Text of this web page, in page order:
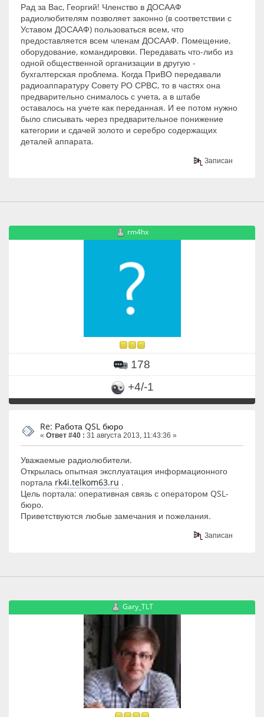
Рад за Вас, Георгий! Членство в ДОСААФ
радиолюбителям позволяет законно (в соответствии с
Уставом ДОСААФ) пользоваться всем, что
предоставляется всем членам ДОСААФ. Помещение,
оборудование, командировки. Передавать что-либо из
одной общественной организации в другую -
бухгалтерская проблема. Когда ПриВО передавали
радиоаппаратуру Совету РО СРВС, то в частях она
предварительно снималось с учета, а в штабе
оставалось на учете как переданная. И ее потом нужно
было списывать через предварительное понижение
категории и сдачей золото и серебро содержащих
деталей аппарата.
Записан
rm4hx
178
+4/-1
Re: Работа QSL бюро
« Ответ #40 : 31 августа 2013, 11:43:36 »
Уважаемые радиолюбители.
Открылась опытная эксплуатация информационного
портала rk4i.telkom63.ru .
Цель портала: оперативная связь с оператором QSL-
бюро.
Приветствуются любые замечания и пожелания.
Записан
Gary_TLT